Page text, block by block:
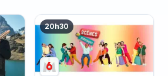
20h30